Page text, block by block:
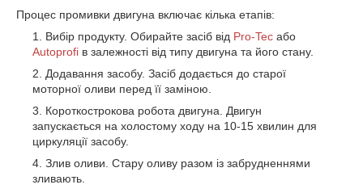
Процес промивки двигуна включає кілька етапів:
Вибір продукту. Обирайте засіб від Pro-Tec або
Autoprofi в залежності від типу двигуна та його стану.
Додавання засобу. Засіб додається до старої
моторної оливи перед її заміною.
Короткострокова робота двигуна. Двигун
запускається на холостому ходу на 10-15 хвилин для
циркуляції засобу.
Злив оливи. Стару оливу разом із забрудненнями
зливають.